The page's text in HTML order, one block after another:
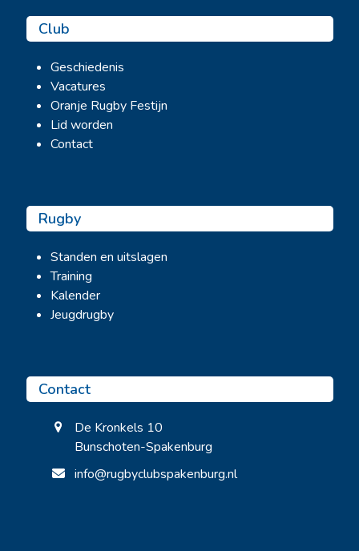
Club
Geschiedenis
Vacatures
Oranje Rugby Festijn
Lid worden
Contact
Rugby
Standen en uitslagen
Training
Kalender
Jeugdrugby
Contact
De Kronkels 10
Bunschoten-Spakenburg
info@rugbyclubspakenburg.nl